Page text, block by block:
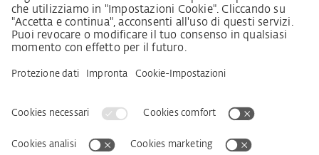
Informativa sulla protezione dei dati personali
Dichiarazione sull‘Accessibilità